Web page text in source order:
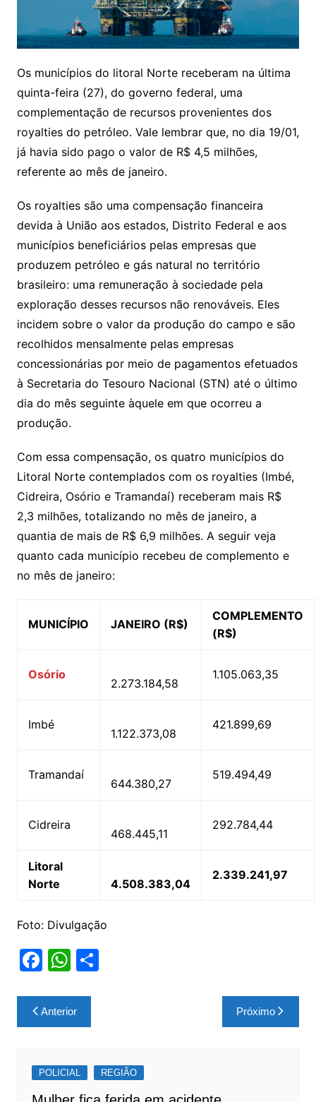
Os municípios do litoral Norte receberam na última
quinta-feira (27), do governo federal, uma
complementação de recursos provenientes dos
royalties do petróleo. Vale lembrar que, no dia 19/01,
já havia sido pago o valor de R$ 4,5 milhões,
referente ao mês de janeiro.
Os royalties são uma compensação financeira
devida à União aos estados, Distrito Federal e aos
municípios beneficiários pelas empresas que
produzem petróleo e gás natural no território
brasileiro: uma remuneração à sociedade pela
exploração desses recursos não renováveis. Eles
incidem sobre o valor da produção do campo e são
recolhidos mensalmente pelas empresas
concessionárias por meio de pagamentos efetuados
à Secretaria do Tesouro Nacional (STN) até o último
dia do mês seguinte àquele em que ocorreu a
produção.
Com essa compensação, os quatro municípios do
Litoral Norte contemplados com os royalties (Imbé,
Cidreira, Osório e Tramandaí) receberam mais R$
2,3 milhões, totalizando no mês de janeiro, a
quantia de mais de R$ 6,9 milhões. A seguir veja
quanto cada município recebeu de complemento e
no mês de janeiro:
MUNICÍPIO JANEIRO (R$)
COMPLEMENTO
(R$)
Osório
2.273.184,58
1.105.063,35
Imbé
1.122.373,08
421.899,69
Tramandaí
644.380,27
519.494,49
Cidreira
468.445,11
292.784,44
Litoral
Norte
4.508.383,04
2.339.241,97
Foto: Divulgação
F
c
e
o
o
W
at
s
p
p
S
Navegação
de
Anterior Próximo
POLICIAL REGIÃO